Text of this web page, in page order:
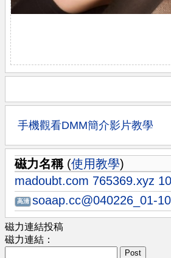
手機觀看DMM簡介影片教學
磁力名稱(使用教學)
madoubt.com 765369.xyz
高清 soaap.cc@040226_01-
磁力連結投稿
磁力連結：
Post